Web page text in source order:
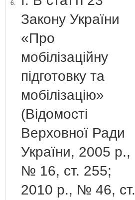
6.
Закону України
«Про
мобілізаційну
підготовку та
мобілізацію»
(Відомості
Верховної Ради
України, 2005 р.,
№ 16, ст. 255;
2010 р., № 46, ст.